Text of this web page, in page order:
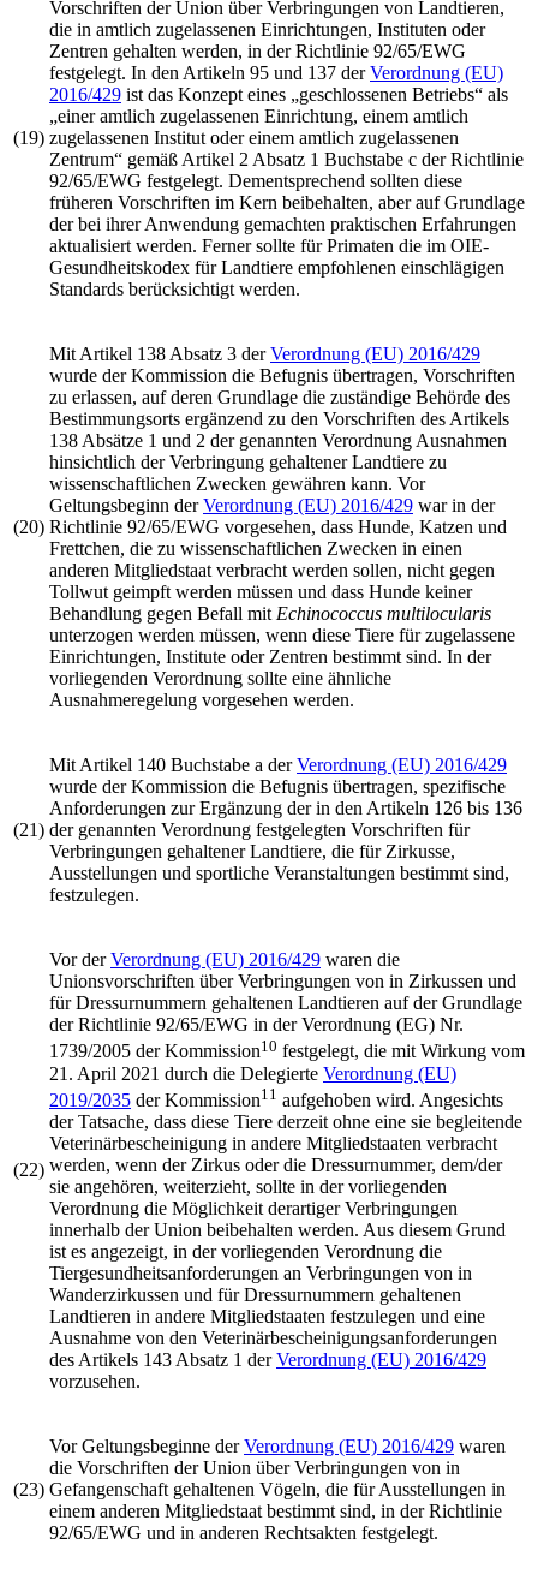
(19)
Vorschriften der Union über Verbringungen von Landtieren,
die in amtlich zugelassenen Einrichtungen, Instituten oder
Zentren gehalten werden, in derRichtlinie 92/65/EWG
festgelegt. In den Artikeln 95 und 137 derVerordnung (EU)
2016/429 ist das Konzept eines „geschlossenen Betriebs“ als
„einer amtlich zugelassenen Einrichtung, einem amtlich
zugelassenen Institut oder einem amtlich zugelassenen
Zentrum“ gemäß Artikel 2 Absatz 1 Buchstabe c derRichtlinie
92/65/EWG festgelegt. Dementsprechend sollten diese
früheren Vorschriften im Kern beibehalten, aber auf Grundlage
der bei ihrer Anwendung gemachten praktischen Erfahrungen
aktualisiert werden. Ferner sollte für Primaten die im OIE-
Gesundheitskodex für Landtiere empfohlenen einschlägigen
Standards berücksichtigt werden.
(20)
Mit Artikel 138 Absatz 3 derVerordnung (EU) 2016/429
wurde der Kommission die Befugnis übertragen, Vorschriften
zu erlassen, auf deren Grundlage die zuständige Behörde des
Bestimmungsorts ergänzend zu den Vorschriften des Artikels
138 Absätze 1 und 2 der genannten Verordnung Ausnahmen
hinsichtlich der Verbringung gehaltener Landtiere zu
wissenschaftlichen Zwecken gewähren kann. Vor
Geltungsbeginn derVerordnung (EU) 2016/429 war in der
Richtlinie 92/65/EWG vorgesehen, dass Hunde, Katzen und
Frettchen, die zu wissenschaftlichen Zwecken in einen
anderen Mitgliedstaat verbracht werden sollen, nicht gegen
Tollwut geimpft werden müssen und dass Hunde keiner
Behandlung gegen Befall mit Echinococcus multilocularis
unterzogen werden müssen, wenn diese Tiere für zugelassene
Einrichtungen, Institute oder Zentren bestimmt sind. In der
vorliegenden Verordnung sollte eine ähnliche
Ausnahmeregelung vorgesehen werden.
(21)
Mit Artikel 140 Buchstabe a derVerordnung (EU) 2016/429
wurde der Kommission die Befugnis übertragen, spezifische
Anforderungen zur Ergänzung der in den Artikeln 126 bis 136
der genannten Verordnung festgelegten Vorschriften für
Verbringungen gehaltener Landtiere, die für Zirkusse,
Ausstellungen und sportliche Veranstaltungen bestimmt sind,
festzulegen.
(22)
Vor derVerordnung (EU) 2016/429 waren die
Unionsvorschriften über Verbringungen von in Zirkussen und
für Dressurnummern gehaltenen Landtieren auf der Grundlage
derRichtlinie 92/65/EWG in derVerordnung (EG) Nr.
1739/2005 der Kommission10 festgelegt, die mit Wirkung vom
21. April 2021 durch die Delegierte Verordnung (EU)
2019/2035 der Kommission11 aufgehoben wird. Angesichts
der Tatsache, dass diese Tiere derzeit ohne eine sie begleitende
Veterinärbescheinigung in andere Mitgliedstaaten verbracht
werden, wenn der Zirkus oder die Dressurnummer, dem/der
sie angehören, weiterzieht, sollte in der vorliegenden
Verordnung die Möglichkeit derartiger Verbringungen
innerhalb der Union beibehalten werden. Aus diesem Grund
ist es angezeigt, in der vorliegenden Verordnung die
Tiergesundheitsanforderungen an Verbringungen von in
Wanderzirkussen und für Dressurnummern gehaltenen
Landtieren in andere Mitgliedstaaten festzulegen und eine
Ausnahme von den Veterinärbescheinigungsanforderungen
des Artikels 143 Absatz 1 derVerordnung (EU) 2016/429
vorzusehen.
(23)
Vor Geltungsbeginne derVerordnung (EU) 2016/429 waren
die Vorschriften der Union über Verbringungen von in
Gefangenschaft gehaltenen Vögeln, die für Ausstellungen in
einem anderen Mitgliedstaat bestimmt sind, in derRichtlinie
92/65/EWG und in anderen Rechtsakten festgelegt.